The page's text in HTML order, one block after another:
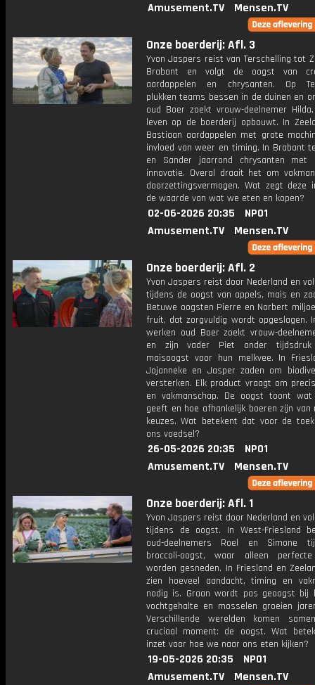
Amusement.TV
Mensen.TV
Onze boerderij: Afl. 3
Yvon Jaspers reist van Terschelling tot
Brabant en volgt de oogst van
aardappelen en chrysanten. Op
plukken teams bessen in de duinen en
oud Boer zoekt vrouw-deelnemer
leven op de boerderij opbouwt. In
Bastiaan aardappelen met grote
invloed van weer en timing. In Brabant
en Sander jaarrond chrysanten met
innovatie. Overal draait het om
doorzettingsvermogen. Wat zegt deze
de waarde van wat we eten en kopen?
02-06-2026 20:35
NPO1
Amusement.TV
Mensen.TV
Onze boerderij: Afl. 2
Yvon Jaspers reist door Nederland en
tijdens de oogst van appels, mais en
Betuwe oogsten Pierre en Norbert
fruit, dat zorgvuldig wordt opgeslagen.
werken oud Boer zoekt vrouw-
en zijn vader Piet onder
maisoogst voor hun melkvee. In
Jojanneke en Jasper zaden om
versterken. Elk product vraagt om
en vakmanschap. De oogst toont
geeft en hoe afhankelijk boeren zijn van
keuzes. Wat betekent dat voor de
ons voedsel?
26-05-2026 20:35
NPO1
Amusement.TV
Mensen.TV
Onze boerderij: Afl. 1
Yvon Jaspers reist door Nederland en
tijdens de oogst. In West-Friesland
oud-deelnemers Roel en Simone
broccoli-oogst, waar alleen
worden gesneden. In Friesland en
zien hoeveel aandacht, timing en
nodig is. Graan wordt pas geoogst bij
vochtgehalte en mosselen groeien
Verschillende werelden komen
cruciaal moment: de oogst. Wat
inzet voor hoe we naar ons eten kijken?
19-05-2026 20:35
NPO1
Amusement.TV
Mensen.TV